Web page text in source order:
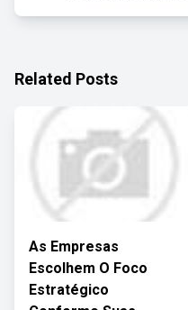
Related Posts
As Empresas
Escolhem O Foco
Estratégico